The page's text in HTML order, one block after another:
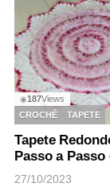
◉187Views
CROCHÊ
TAPETE
Tapete
Passo a
27/10/2023